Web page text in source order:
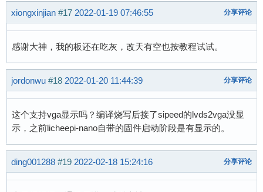
No ethernet found.
No ethernet found.
xiongxinjian #17 2022-01-19 07:46:55 分享评论
感谢大神，我的板还在吃灰，改天有空也按教程试试。
jordonwu #18 2022-01-20 11:44:39 分享评论
这个支持vga显示吗？编译烧写后接了sipeed的lvds2vga没显
示，之前licheepi-nano自带的固件启动阶段是有显示的。
ding001288 #19 2022-02-18 15:24:16 分享评论